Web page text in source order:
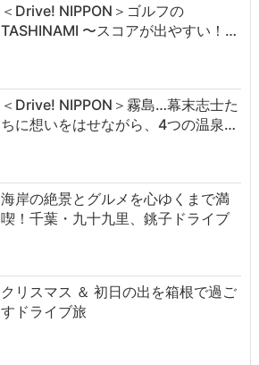
＜Drive! NIPPON＞ゴルフの
TASHINAMI 〜スコアが出やすい！…
＜Drive! NIPPON＞霧島…幕末志士た
ちに想いをはせながら、4つの温泉…
海岸の絶景とグルメを心ゆくまで満
喫！千葉・九十九里、銚子ドライブ
クリスマス ＆ 初日の出を箱根で過ご
すドライブ旅